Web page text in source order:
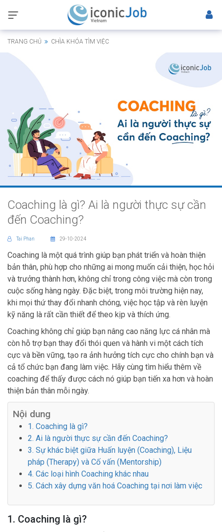
TRANG CHỦ CHÌA KHÓA TÌM VIỆC
Coaching là gì? Ai là người thực sự cần
đến Coaching?
Tai Phan 29-10-2024
Coaching là một quá trình giúp bạn phát triển và hoàn thiện
bản thân, phù hợp cho những ai mong muốn cải thiện, học hỏi
và trưởng thành hơn, không chỉ trong công việc mà còn trong
cuộc sống hàng ngày. Đặc biệt, trong môi trường hiện nay,
khi mọi thứ thay đổi nhanh chóng, việc học tập và rèn luyện
kỹ năng là rất cần thiết để theo kịp và thích ứng.
Coaching không chỉ giúp bạn nâng cao năng lực cá nhân mà
còn hỗ trợ bạn thay đổi thói quen và hành vi một cách tích
cực và bền vững, tạo ra ảnh hưởng tích cực cho chính bạn và
cả tổ chức bạn đang làm việc. Hãy cùng tìm hiểu thêm về
coaching để thấy được cách nó giúp bạn tiến xa hơn và hoàn
thiện bản thân mỗi ngày.
Nội dung
1. Coaching là gì?
2. Ai là người thực sự cần đến Coaching?
3. Sự khác biệt giữa Huấn luyện (Coaching), Liệu
pháp (Therapy) và Cố vấn (Mentorship)
4. Các loại hình Coaching khác nhau
5. Cách xây dựng văn hoá Coaching tại nơi làm việc
1. Coaching là gì?